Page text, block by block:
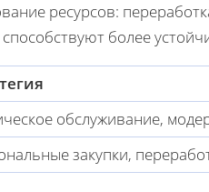
ресурсов:
более
обслуживание,
закупки,